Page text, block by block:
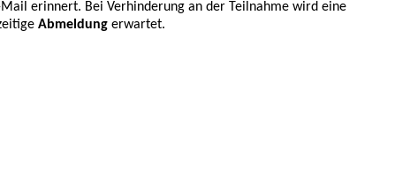
Mail erinnert. Bei Verhinderung an der Teilnahme wird eine
Abmeldungerwartet.